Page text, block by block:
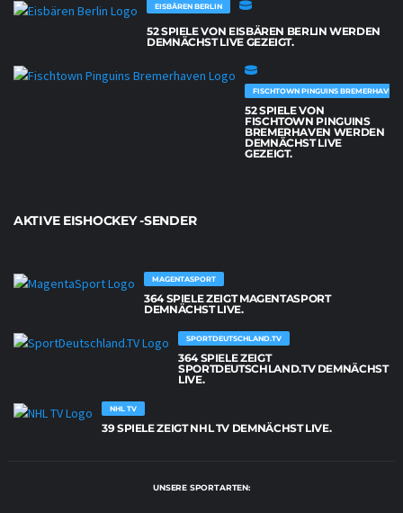
EISBÄREN BERLIN
52 SPIELE VON EISBÄREN BERLIN WERDEN
DEMNÄCHST LIVE GEZEIGT.
FISCHTOWN PINGUINS BREMERHAVEN
52 SPIELE VON
FISCHTOWN PINGUINS
BREMERHAVEN WERDEN
DEMNÄCHST LIVE
GEZEIGT.
AKTIVE EISHOCKEY -SENDER
MAGENTASPORT
364 SPIELE ZEIGT MAGENTASPORT
DEMNÄCHST LIVE.
SPORTDEUTSCHLAND.TV
364 SPIELE ZEIGT
SPORTDEUTSCHLAND.TV DEMNÄCHST
LIVE.
NHL TV
39 SPIELE ZEIGT NHL TV DEMNÄCHST LIVE.
UNSERE SPORTARTEN: